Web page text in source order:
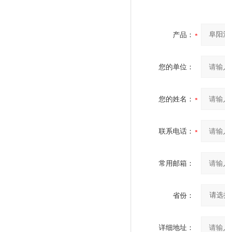
产品：
您的单位：
您的姓名：
联系电话：
常用邮箱：
省份：
详细地址：